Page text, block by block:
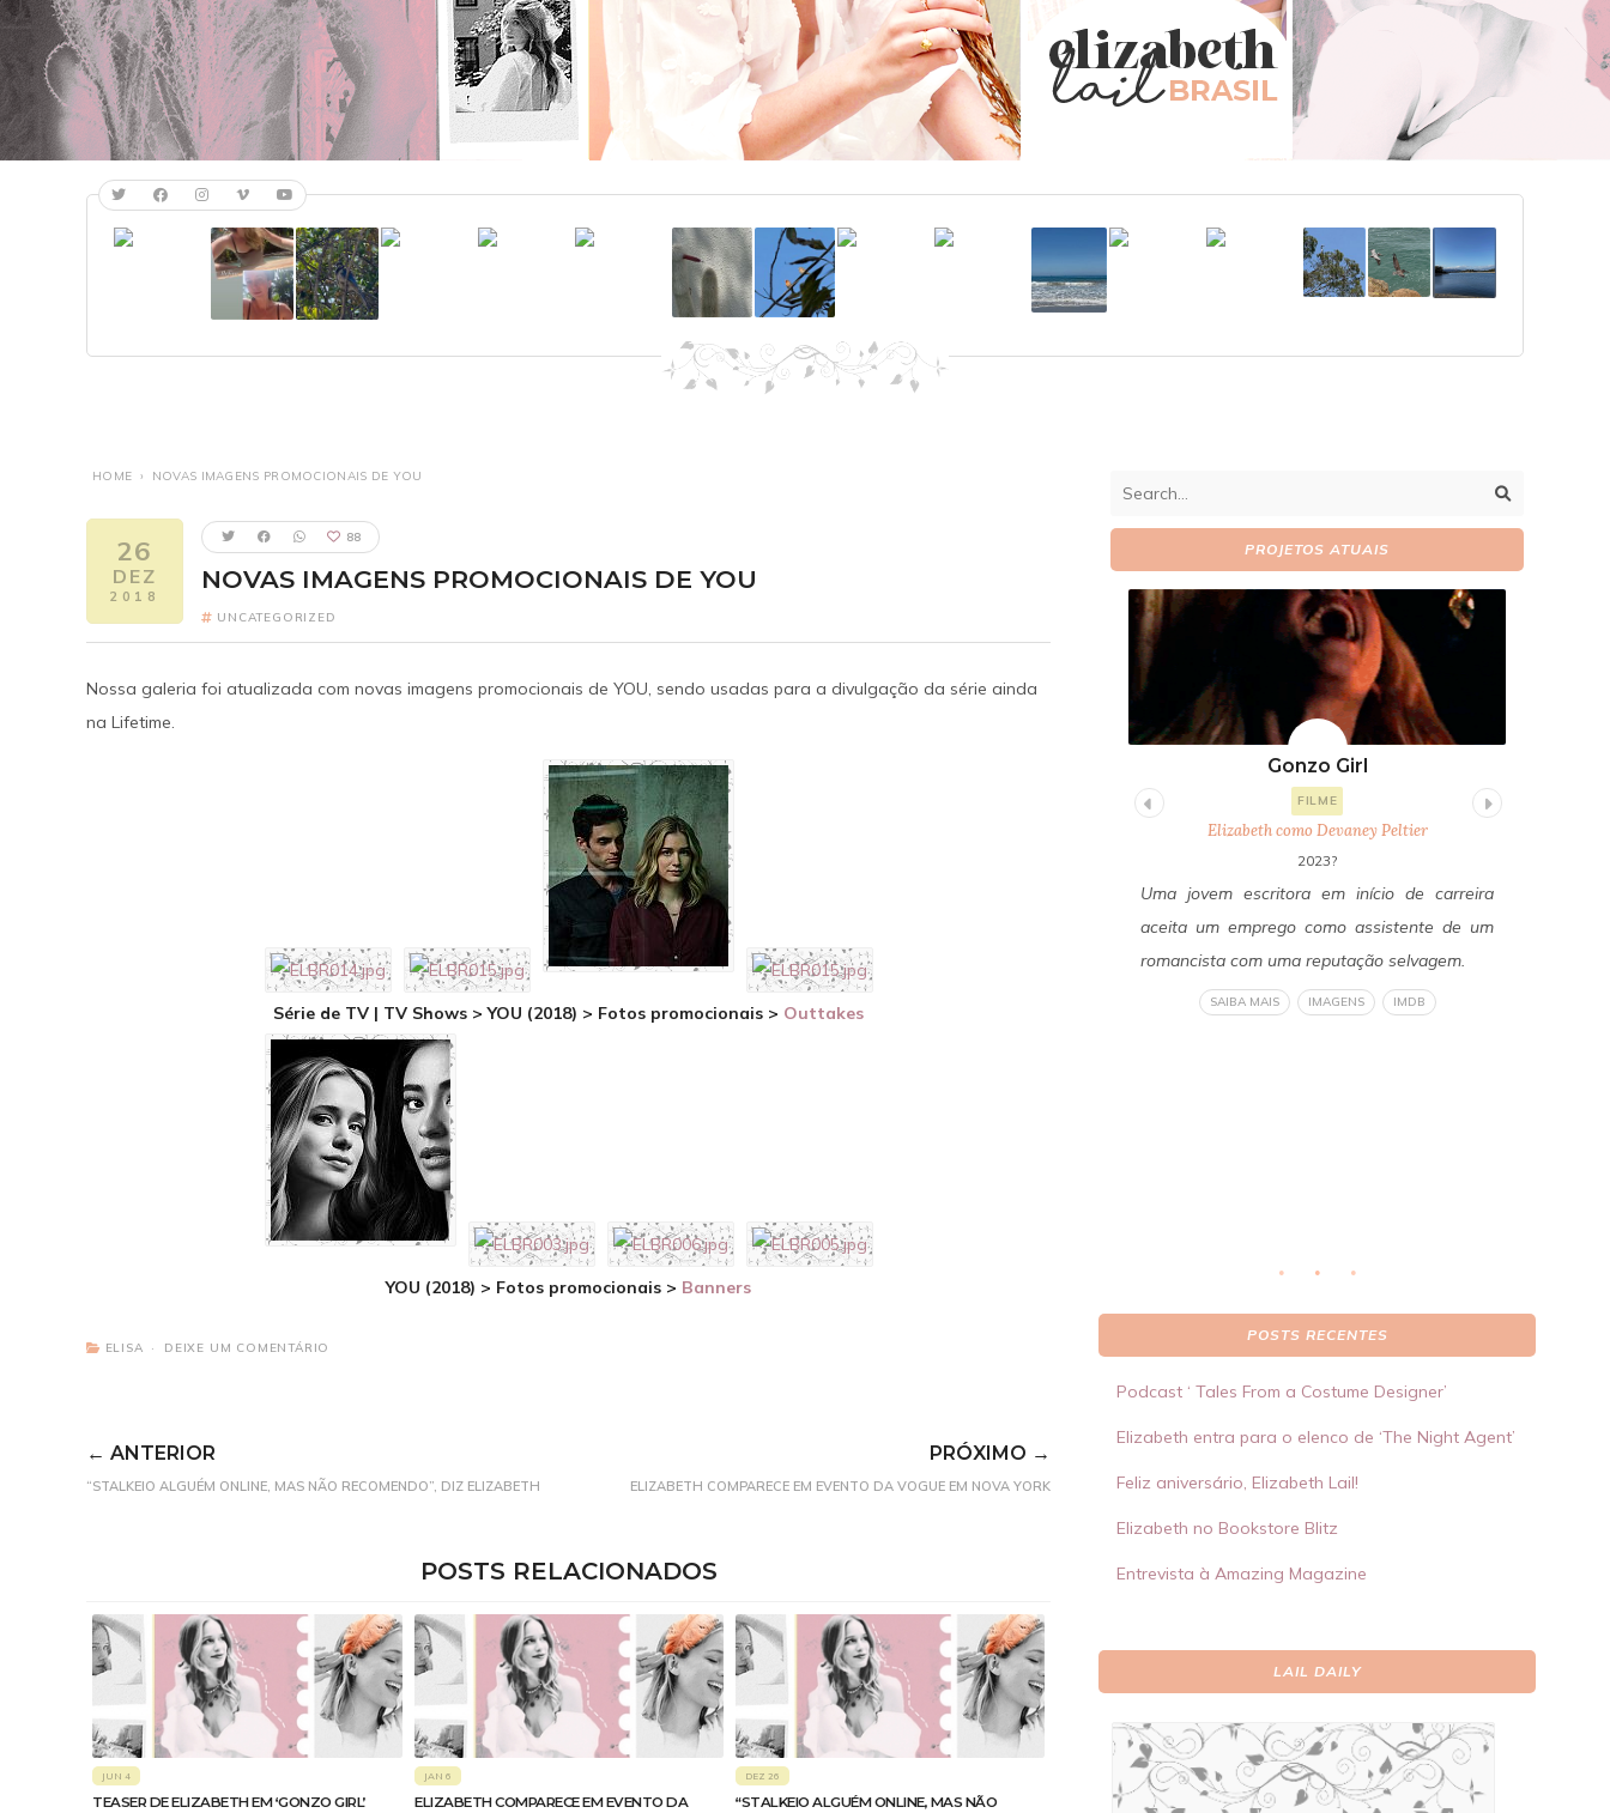
HOME › NOVAS IMAGENS PROMOCIONAIS DE YOU
26
DEZ
2018
88
NOVAS IMAGENS PROMOCIONAIS DE YOU
UNCATEGORIZED
Nossa galeria foi atualizada com novas imagens promocionais de YOU, sendo usadas para a divulgação da série ainda
na Lifetime.
Série de TV | TV Shows > YOU (2018) > Fotos promocionais > Outtakes
YOU (2018) > Fotos promocionais > Banners
ELISA DEIXE UM COMENTÁRIO
← ANTERIOR
“STALKEIO ALGUÉM ONLINE, MAS NÃO RECOMENDO”, DIZ ELIZABETH
PRÓXIMO →
ELIZABETH COMPARECE EM EVENTO DA VOGUE EM NOVA YORK
POSTS RELACIONADOS
JUN 4
TEASER DE ELIZABETH EM ‘GONZO GIRL’
JAN 6
ELIZABETH COMPARECE EM EVENTO DA
DEZ 26
“STALKEIO ALGUÉM ONLINE, MAS NÃO
PROJETOS ATUAIS
Five Nights at Freddy's 2
Elizabeth como Vanessa Shelly
2025
Um ano após o pesadelo sobrenatural na
Freddy Fazbear's Pizza, Abby foge para se
reconectar com seus amigos animatrônicos,
revelando segredos obscuros sobre a
verdadeira origem da Freddy's e libertando
um horror escondido há décadas.
SAIBA MAIS
fugir de um asilo em troca de segredos
presidenciais. A viagem rumo à Dakota do
Gonzo Girl
FILME
Elizabeth como Devaney Peltier
2023?
Uma jovem escritora em início de carreira
aceita um emprego como assistente de um
romancista com uma reputação selvagem.
SAIBA MAIS IMAGENS IMDB
POSTS RECENTES
Podcast ‘ Tales From a Costume Designer’
Elizabeth entra para o elenco de ‘The Night Agent’
Feliz aniversário, Elizabeth Lail!
Elizabeth no Bookstore Blitz
Entrevista à Amazing Magazine
LAIL DAILY